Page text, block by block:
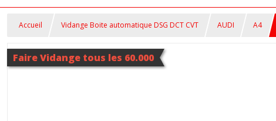
Accueil Vidange Boite automatique DSG DCT CVT AUDI A4
Faire Vidange tous les 60.000